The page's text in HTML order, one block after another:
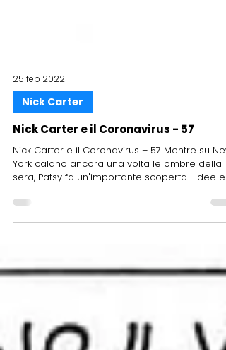
25 feb 2022
Nick Carter
Nick Carter e il Coronavirus - 57
Nick Carter e il Coronavirus – 57 Mentre su New
sera, Patsy fa un'importante scoperta… Idee e...